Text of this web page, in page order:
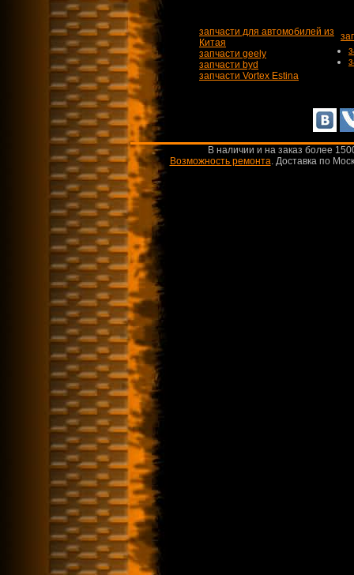
запчасти для автомобилей из
Китая
запчасти geely
запчасти byd
запчасти Vortex Estina
В наличии и на заказ более
Возможность ремонта.Доставка по